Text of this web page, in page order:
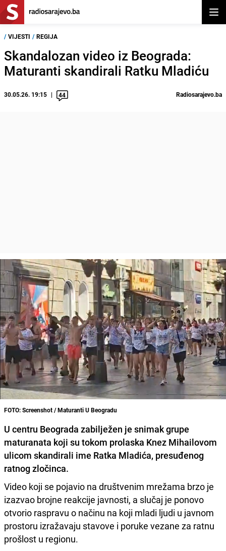
/ VIJESTI / REGIJA
Skandalozan video iz Beograda:
Maturanti skandirali Ratku Mladiću
30.05.26. 19:15 44 Radiosarajevo.ba
FOTO: Screenshot / Maturanti U Beogradu
U centru Beograda zabilježen je snimak grupe
maturanata koji su tokom prolaska Knez Mihailovom
ulicom skandirali ime Ratka Mladića, presuđenog
ratnog zločinca.
Video koji se pojavio na društvenim mrežama brzo je
izazvao brojne reakcije javnosti, a slučaj je ponovo
otvorio raspravu o načinu na koji mladi ljudi u javnom
prostoru izražavaju stavove i poruke vezane za ratnu
prošlost u regionu.